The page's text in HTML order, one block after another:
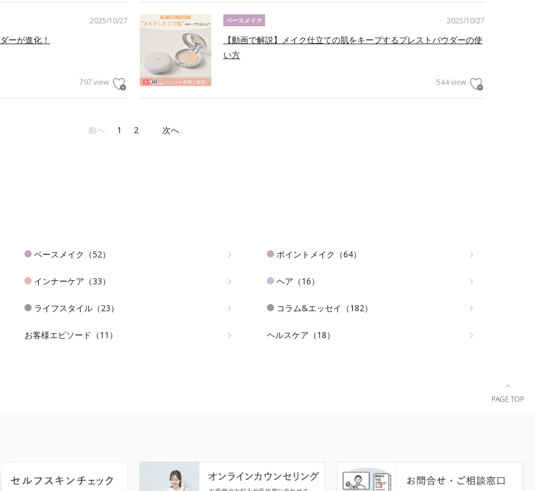
2025/10/27
ーが進化！
797 view
2025/10/27
ベースメイク
【動画で解説】メイク仕立ての肌をキープするプレストパウダーの使
い方
544 view
前へ 1 2 次へ
ベースメイク（52） ポイントメイク（64）
インナーケア（33） ヘア（16）
ライフスタイル（23） コラム&エッセイ（182）
お客様エピソード（11） ヘルスケア（18）